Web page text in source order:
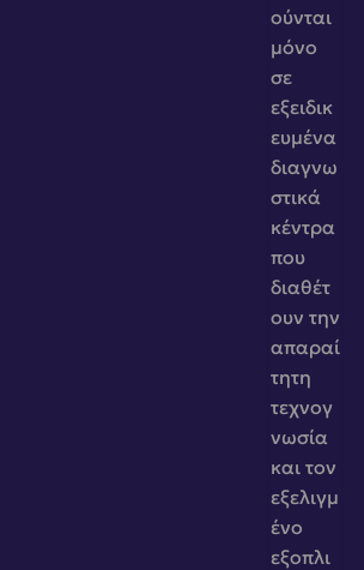
ούνται
μόνο
σε
εξειδικ
ευμένα
διαγνω
στικά
κέντρα
που
διαθέτ
ουν την
απαραί
τητη
τεχνογ
νωσία
και τον
εξελιγμ
ένο
εξοπλι